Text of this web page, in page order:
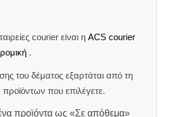
courier είναι ηACS courier
.
του δέματος εξαρτάται από τη
προϊόντων που επιλέγετε.
προϊόντα ως «Σε απόθεμα»